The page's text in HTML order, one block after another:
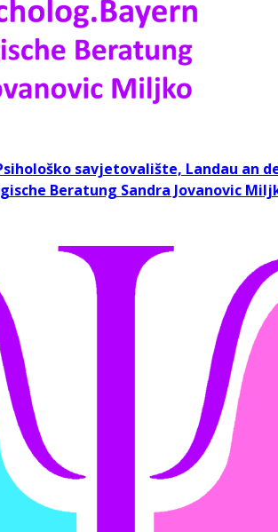
savjetovalište, Landau an
Beratung Sandra Jovanovic